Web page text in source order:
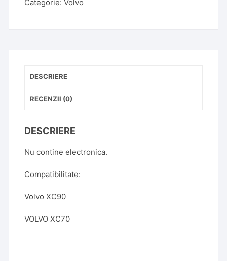
XC90
Categorie:Volvo
DESCRIERE
RECENZII (0)
DESCRIERE
Nu contine electronica.
Compatibilitate:
Volvo XC90
VOLVO XC70